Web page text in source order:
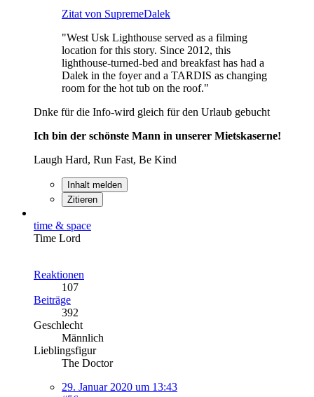
Zitat von SupremeDalek
"West Usk Lighthouse served as a filming
location for this story. Since 2012, this
lighthouse-turned-bed and breakfast has had a
Dalek in the foyer and a TARDIS as changing
room for the hot tub on the roof."
Dnke für die Info-wird gleich für den Urlaub gebucht
Ich bin der schönste Mann in unserer Mietskaserne!
Laugh Hard, Run Fast, Be Kind
Inhalt melden
Zitieren
time & space
Time Lord
Reaktionen
107
Beiträge
392
Geschlecht
Männlich
Lieblingsfigur
The Doctor
29. Januar 2020 um 13:43